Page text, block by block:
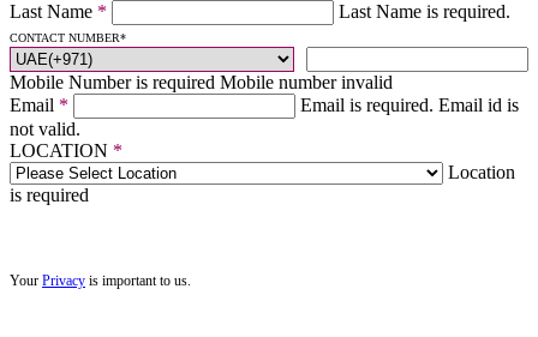
Last Name * Last Name is required.
CONTACT NUMBER*
Mobile Number is required Mobile number invalid
Email * Email is required. Email id is
not valid.
LOCATION *
Location
is required
Your Privacy is important to us.